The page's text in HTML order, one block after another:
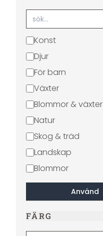
Konst
Djur
För barn
Växter
Blommor & växter
Natur
Skog & träd
Landskap
Blommor
Ordspråk
Städer & resor
Strand
Berg
Använd
FÄRG